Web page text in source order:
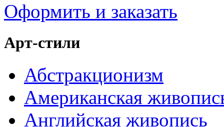
Оформить и заказать
Арт-стили
Абстракционизм
Американская
Английская живопись